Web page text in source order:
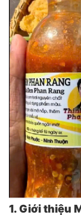
1. Giới thiệu